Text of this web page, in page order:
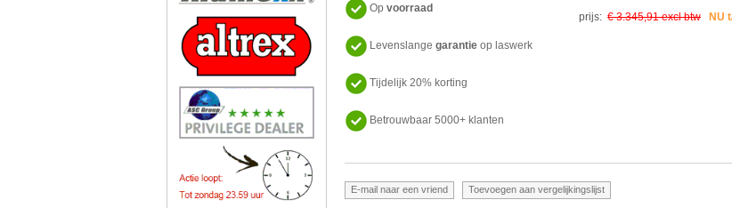
Op voorraad
Levenslange garantie op laswerk
Tijdelijk 20% korting
Betrouwbaar 5000+ klanten
prijs: € 3.345,91 excl btw NU